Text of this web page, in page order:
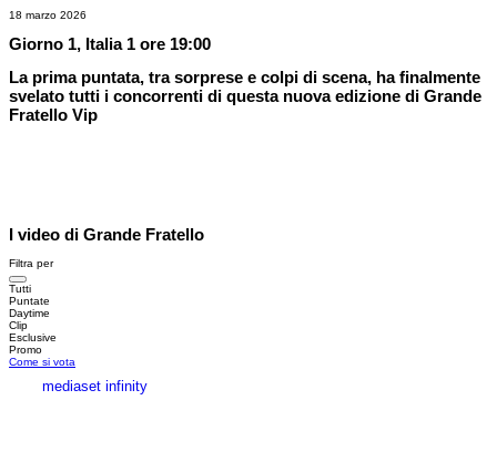
18 marzo 2026
Giorno 1, Italia 1 ore 19:00
La prima puntata, tra sorprese e colpi di scena, ha finalmente
svelato tutti i concorrenti di questa nuova edizione di Grande
Fratello Vip
I video di Grande Fratello
Filtra per
Tutti
Puntate
Daytime
Clip
Esclusive
Promo
Come si vota
mediaset infinity